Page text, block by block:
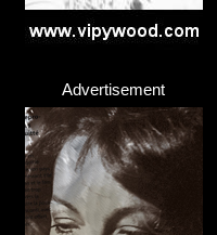
Advertisement